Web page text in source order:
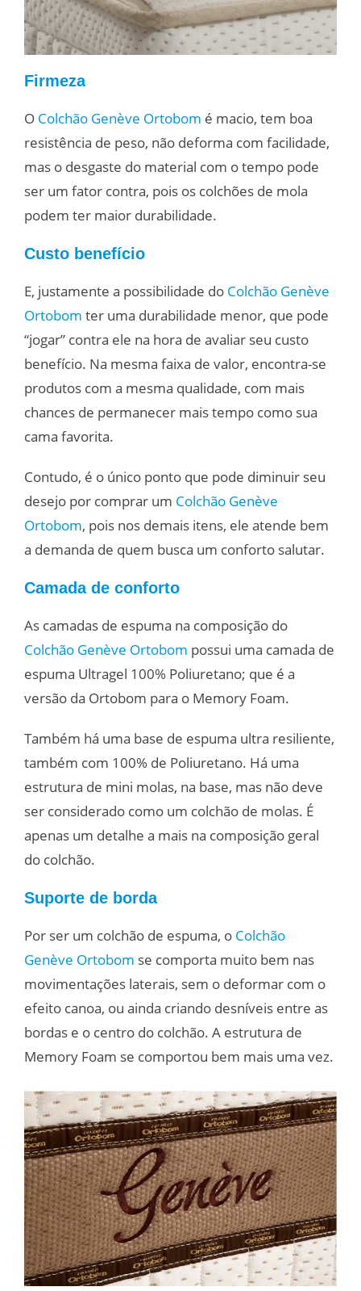
Firmeza
O Colchão Genève Ortobom é macio, tem boa
resistência de peso, não deforma com facilidade,
mas o desgaste do material com o tempo pode
ser um fator contra, pois os colchões de mola
podem ter maior durabilidade.
Custo benefício
E, justamente a possibilidade do Colchão Genève
Ortobom ter uma durabilidade menor, que pode
“jogar” contra ele na hora de avaliar seu custo
benefício. Na mesma faixa de valor, encontra-se
produtos com a mesma qualidade, com mais
chances de permanecer mais tempo como sua
cama favorita.
Contudo, é o único ponto que pode diminuir seu
desejo por comprar um Colchão Genève
Ortobom, pois nos demais itens, ele atende bem
a demanda de quem busca um conforto salutar.
Camada de conforto
As camadas de espuma na composição do
Colchão Genève Ortobom possui uma camada de
espuma Ultragel 100% Poliuretano; que é a
versão da Ortobom para o Memory Foam.
Também há uma base de espuma ultra resiliente,
também com 100% de Poliuretano. Há uma
estrutura de mini molas, na base, mas não deve
ser considerado como um colchão de molas. É
apenas um detalhe a mais na composição geral
do colchão.
Suporte de borda
Por ser um colchão de espuma, o Colchão
Genève Ortobom se comporta muito bem nas
movimentações laterais, sem o deformar com o
efeito canoa, ou ainda criando desníveis entre as
bordas e o centro do colchão. A estrutura de
Memory Foam se comportou bem mais uma vez.